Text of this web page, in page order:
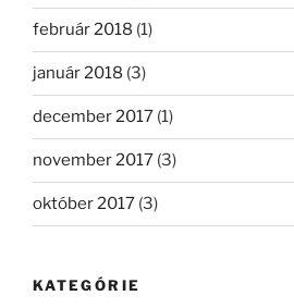
február 2018 (1)
január 2018 (3)
december 2017 (1)
november 2017 (3)
október 2017 (3)
KATEGÓRIE